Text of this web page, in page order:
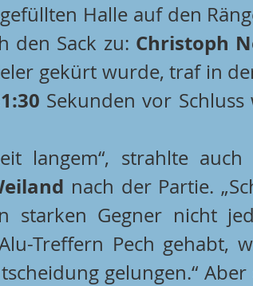
Halle auf den
den Sack zu: Christoph
gekürt wurde, traf in
Sekunden vor
langem“, strahlte auch
nach der Partie.
starken Gegner nicht
Treffern Pech gehabt,
gelungen.“